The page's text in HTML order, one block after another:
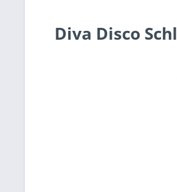
Diva Disco